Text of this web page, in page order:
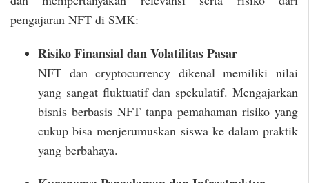
pengajaran NFT di SMK:
Risiko Finansial dan Volatilitas Pasar
NFT dan cryptocurrency dikenal memiliki nilai
yang sangat fluktuatif dan spekulatif. Mengajarkan
bisnis berbasis NFT tanpa pemahaman risiko yang
cukup bisa menjerumuskan siswa ke dalam praktik
yang berbahaya.